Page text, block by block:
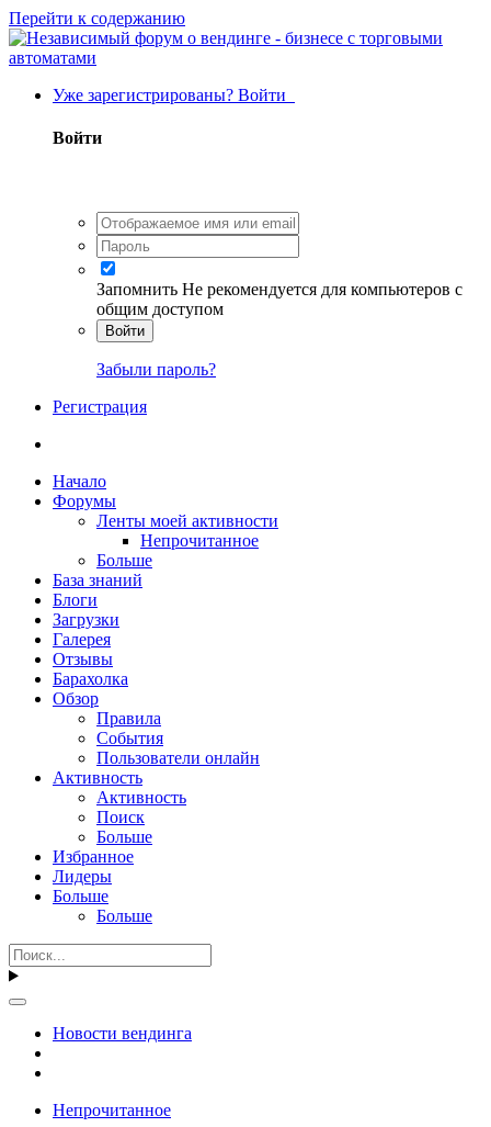
Перейти к содержанию
Уже зарегистрированы? Войти
Войти
Запомнить Не рекомендуется для компьютеров с
общим доступом
Войти
Забыли пароль?
Регистрация
Начало
Форумы
Ленты моей активности
Непрочитанное
Больше
База знаний
Блоги
Загрузки
Галерея
Отзывы
Барахолка
Обзор
Правила
События
Пользователи онлайн
Активность
Активность
Поиск
Больше
Избранное
Лидеры
Больше
Больше
Новости вендинга
Непрочитанное